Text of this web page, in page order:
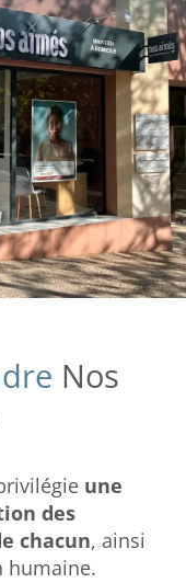
Nos
une
des
chacun, ainsi
humaine.